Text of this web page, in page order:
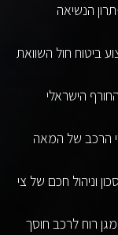
הנשיאה
ביטוח חול השוואת
הישראלי
הרכב של המאה
וניהול חכם של צי
רוח לרכב חוסך